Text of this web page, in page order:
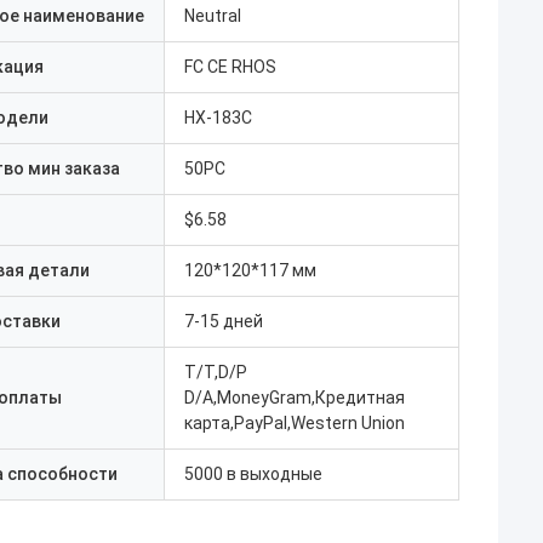
наименование Neutral
FC CE RHOS
HX-183C
мин заказа 50PC
$6.58
детали 120*120*117 мм
7-15 дней
T/T,D/P
D/A,MoneyGram,Кредитная
карта,PayPal,Western Union
способности 5000 в выходные